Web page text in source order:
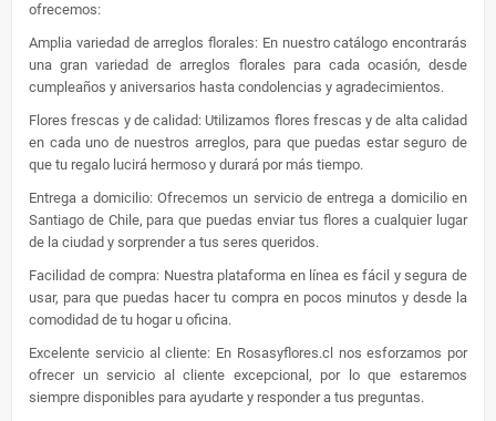
ofrecemos:
Amplia variedad de arreglos florales: En nuestro catálogo encontrarás
una gran variedad de arreglos florales para cada ocasión, desde
cumpleaños y aniversarios hasta condolencias y agradecimientos.
Flores frescas y de calidad: Utilizamos flores frescas y de alta calidad
en cada uno de nuestros arreglos, para que puedas estar seguro de
que tu regalo lucirá hermoso y durará por más tiempo.
Entrega a domicilio: Ofrecemos un servicio de entrega a domicilio en
Santiago de Chile, para que puedas enviar tus flores a cualquier lugar
de la ciudad y sorprender a tus seres queridos.
Facilidad de compra: Nuestra plataforma en línea es fácil y segura de
usar, para que puedas hacer tu compra en pocos minutos y desde la
comodidad de tu hogar u oficina.
Excelente servicio al cliente: En Rosasyflores.cl nos esforzamos por
ofrecer un servicio al cliente excepcional, por lo que estaremos
siempre disponibles para ayudarte y responder a tus preguntas.